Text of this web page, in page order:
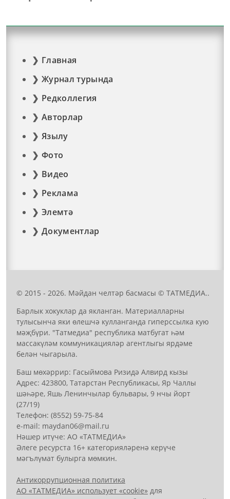
Главная
Журнал турында
Редколлегия
Авторлар
Язылу
Фото
Видео
Реклама
Элемтә
Документлар
© 2015 - 2026. Мәйдан челтәр басмасы © ТАТМЕДИА..
Барлык хокуклар да якланган. Материалларны
тулысынча яки өлешчә кулланганда гиперссылка кую
мәҗбүри. "Татмедиа" республика матбугат һәм
массакүләм коммуникацияләр агентлыгы ярдәме
белән чыгарыла.
Баш мөхәррир: Гасыймова Ризидә Алвирд кызы
Адрес: 423800, Татарстан Республикасы, Яр Чаллы
шәһәре, Яшь Ленинчылар бульвары, 9 нчы йорт
(27/19)
Телефон: (8552) 59-75-84
е-mail: mауdаn06@mail.гu
Нәшер итүче: АО «ТАТМЕДИА»
Әлеге ресурста 16+ категорияләренә керүче
мәгълүмат булырга мөмкин.
Антикоррупционная политика
АО «ТАТМЕДИА» использует «cookie» для